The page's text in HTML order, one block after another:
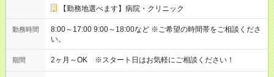
【勤務地選べます】病院・クリニック
勤務時間
8:00～17:00 9:00～18:00など ※ご希望の時間帯をご相談くださ
い。
期間 2ヶ月～OK ※スタート日はお気軽にご相談ください！